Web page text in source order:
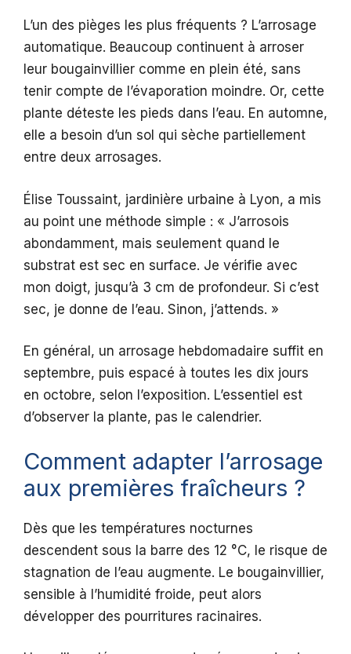
L’un des pièges les plus fréquents ? L’arrosage
automatique. Beaucoup continuent à arroser
leur bougainvillier comme en plein été, sans
tenir compte de l’évaporation moindre. Or, cette
plante déteste les pieds dans l’eau. En automne,
elle a besoin d’un sol qui sèche partiellement
entre deux arrosages.
Élise Toussaint, jardinière urbaine à Lyon, a mis
au point une méthode simple : « J’arrosois
abondamment, mais seulement quand le
substrat est sec en surface. Je vérifie avec
mon doigt, jusqu’à 3 cm de profondeur. Si c’est
sec, je donne de l’eau. Sinon, j’attends. »
En général, un arrosage hebdomadaire suffit en
septembre, puis espacé à toutes les dix jours
en octobre, selon l’exposition. L’essentiel est
d’observer la plante, pas le calendrier.
Comment adapter l’arrosage
aux premières fraîcheurs ?
Dès que les températures nocturnes
descendent sous la barre des 12 °C, le risque de
stagnation de l’eau augmente. Le bougainvillier,
sensible à l’humidité froide, peut alors
développer des pourritures racinaires.